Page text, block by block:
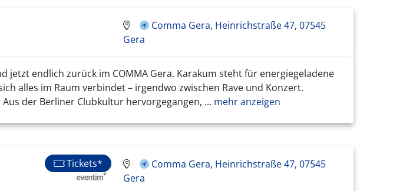
Comma Gera, Heinrichstraße 47, 07545
Gera
endlich zurück im COMMA Gera. Karakum steht für energiegeladene
alles im Raum verbindet – irgendwo zwischen Rave und Konzert.
der Berliner Clubkultur hervorgegangen, ... mehr anzeigen
Tickets*
Comma Gera, Heinrichstraße 47, 07545
Gera